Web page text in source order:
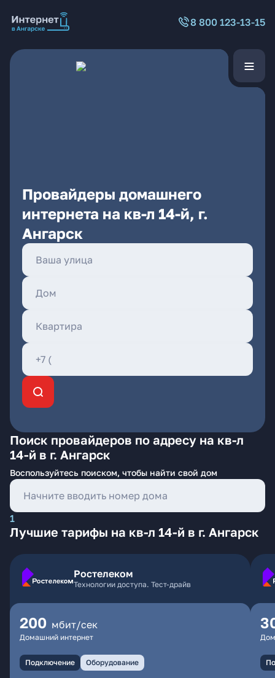
8 800 123-13-15
Провайдеры домашнего
интернета на кв-л 14-й, г.
Ангарск
Поиск провайдеров по адресу на кв-л
14-й в г. Ангарск
Воспользуйтесь поиском, чтобы найти свой дом
1
Лучшие тарифы на кв-л 14-й в г. Ангарск
Ростелеком
Технологии доступа. Тест-драйв
200 мбит/сек
Домашний интернет
Подключение Оборудование